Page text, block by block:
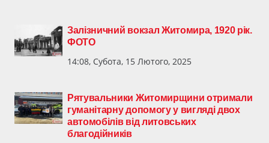
Залізничний вокзал Житомира, 1920 рік.
ФОТО
14:08, Субота, 15 Лютого, 2025
Рятувальники Житомирщини отримали
гуманітарну допомогу у вигляді двох
автомобілів від литовських
благодійників